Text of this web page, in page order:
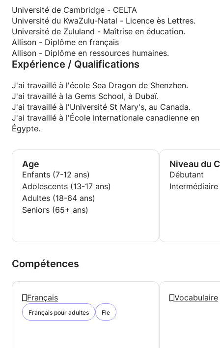
Université de Cambridge - CELTA
Université du KwaZulu-Natal - Licence ès Lettres.
Université de Zululand - Maîtrise en éducation.
Allison - Diplôme en français
Allison - Diplôme en ressources humaines.
Expérience / Qualifications
J'ai travaillé à l'école Sea Dragon de Shenzhen.
J'ai travaillé à la Gems School, à Dubaï.
J'ai travaillé à l'Université St Mary's, au Canada.
J'ai travaillé à l'École internationale canadienne en
Égypte.
Age
Enfants (7-12 ans)
Adolescents (13-17 ans)
Adultes (18-64 ans)
Seniors (65+ ans)
Niveau du
Débutant
Intermédiaire
Compétences
Français
Français pour adultes Fle
Vocabulaire